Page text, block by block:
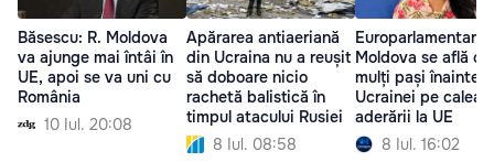
Băsescu: R. Moldova
va ajunge mai întâi în
UE, apoi se va uni cu
România
10 Iul. 20:08
Apărarea antiaeriană
din Ucraina nu a reușit
să doboare nicio
rachetă balistică în
timpul atacului Rusiei
8 Iul. 08:58
Europarlamentară:
Moldova se află cu
mulți pași înaintea
Ucrainei pe calea
aderării la UE
8 Iul. 16:02